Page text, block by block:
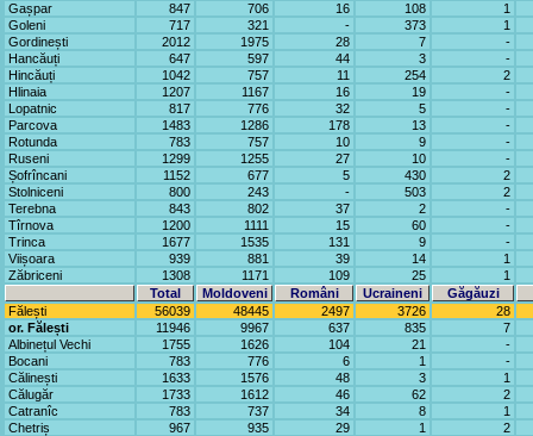
Gașpar
847 706 16 108
1
Goleni
717 321 - 373
1
Gordinești
2012 1975 28 7
-
Hancăuți
647 597 44 3
-
Hincăuți
1042 757 11 254
2
Hlinaia
1207 1167 16 19
-
Lopatnic
817 776 32 5
-
Parcova
1483 1286 178 13
-
Rotunda
783 757 10 9
-
Ruseni
1299 1255 27 10
-
Șofrîncani
1152 677 5 430
2
Stolniceni
800 243 - 503
2
Terebna
843 802 37 2
-
Tîrnova
1200 1111 15 60
-
Trinca
1677 1535 131 9
-
Viișoara
939 881 39 14
1
Zăbriceni
1308 1171 109 25
1
Total
Moldoveni Români Ucraineni
Găgăuzi
Fălești
56039 48445 2497 3726
28
or. Fălești
11946 9967 637 835
7
Albinețul Vechi
1755 1626 104 21
-
Bocani
783 776 6 1
-
Călinești
1633 1576 48 3
1
Călugăr
1733 1612 46 62
2
Catranîc
783 737 34 8
1
Chetriș
967 935 29 1
2